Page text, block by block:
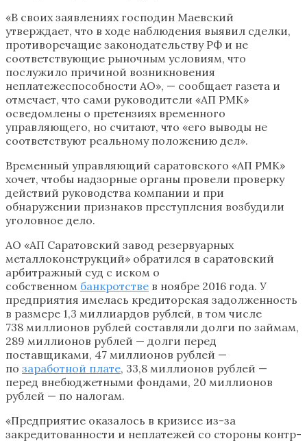
«В своих заявлениях господин Маевский
утверждает, что в ходе наблюдения выявил сделки,
противоречащие законодательству РФ и не
соответствующие рыночным условиям, что
послужило причиной возникновения
неплатежеспособности АО», — сообщает газета и
отмечает, что сами руководители «АП РМК»
осведомлены о претензиях временного
управляющего, но считают, что «его выводы не
соответствуют реальному положению дел».
Временный управляющий саратовского «АП РМК»
хочет, чтобы надзорные органы провели проверку
действий руководства компании и при
обнаружении признаков преступления возбудили
уголовное дело.
АО «АП Саратовский завод резервуарных
металлоконструкций» обратился в саратовский
арбитражный суд с иском о
собственном банкротстве в ноябре 2016 года. У
предприятия имелась кредиторская задолженность
в размере 1,3 миллиардов рублей, в том числе
738 миллионов рублей составляли долги по займам,
289 миллионов рублей — долги перед
поставщиками, 47 миллионов рублей —
по заработной плате, 33,8 миллионов рублей —
перед внебюджетными фондами, 20 миллионов
рублей — по налогам.
«Предприятие оказалось в кризисе из-за
закредитованности и неплатежей со стороны контр­